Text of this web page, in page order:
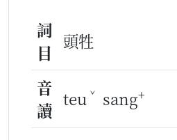
詞
目
頭牲
音
讀
teu ˇ sang+